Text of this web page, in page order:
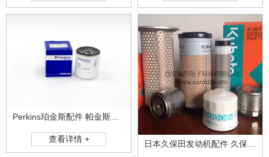
Perkins珀金斯配件 帕金斯部件滤芯发动机零件厂家
查看详情 +